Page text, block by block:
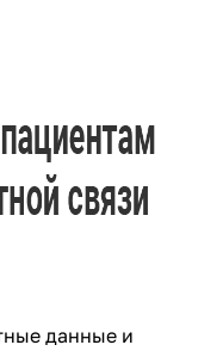
данные и